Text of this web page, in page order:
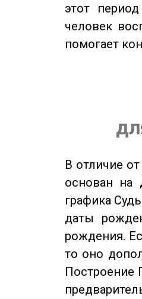
этот
человек
помогает
В отличие
основан на
графика
даты
рождения.
то оно
Построение